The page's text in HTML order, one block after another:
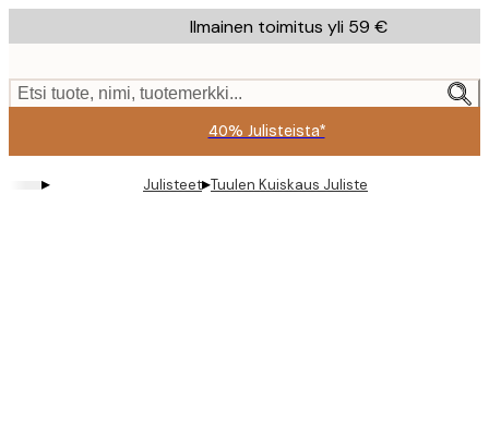
to
content.
Ilmainen toimitus yli 59 €
Etsi tuote, nimi, tuotemerkki...
40% Julisteista*
▸ Julisteet▸Tuulen Kuiskaus Juliste